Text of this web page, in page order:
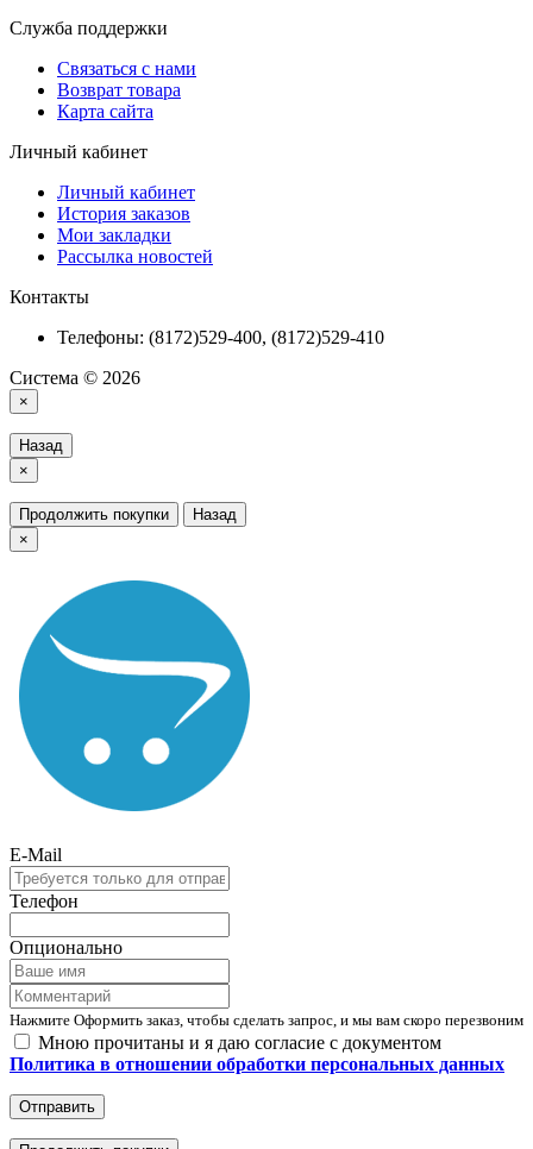
Служба поддержки
Связаться с нами
Возврат товара
Карта сайта
Личный кабинет
Личный кабинет
История заказов
Мои закладки
Рассылка новостей
Контакты
Телефоны: (8172)529-400, (8172)529-410
Система © 2026
×
Назад
×
Продолжить покупки
Назад
×
E-Mail
Телефон
Опционально
Нажмите Оформить заказ, чтобы сделать запрос, и мы вам скоро перезвоним
Мною прочитаны и я даю согласие с документом
Политика в отношении обработки персональных данных
Отправить